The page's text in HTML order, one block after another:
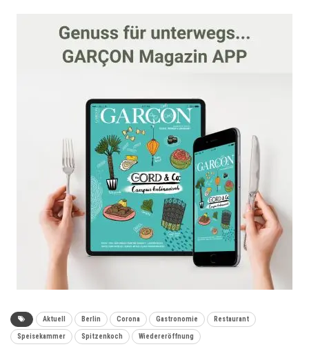
Aktuell Berlin Corona Gastronomie Restaurant
Speisekammer Spitzenkoch Wiedereröffnung